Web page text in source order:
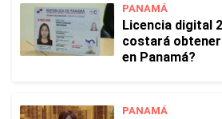
PANAMÁ
Licencia digital
costará
en Panamá?
PANAMÁ